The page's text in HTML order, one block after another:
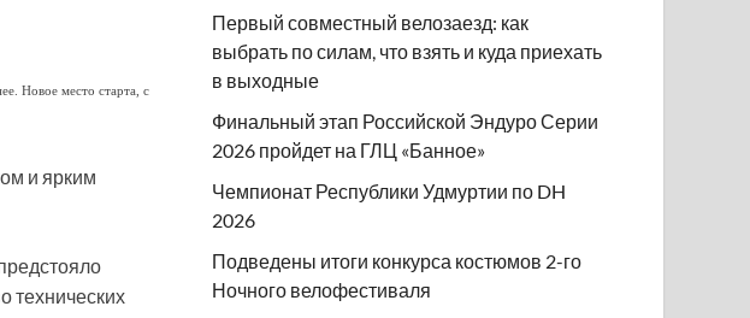
Новое место старта, с
и ярким
технических
Первый совместный велозаезд: как
выбрать по силам, что взять и куда приехать
в выходные
Финальный этап Российской Эндуро Серии
2026 пройдет на ГЛЦ «Банное»
Чемпионат Республики Удмуртии по DH
2026
Подведены итоги конкурса костюмов 2-го
Ночного велофестиваля